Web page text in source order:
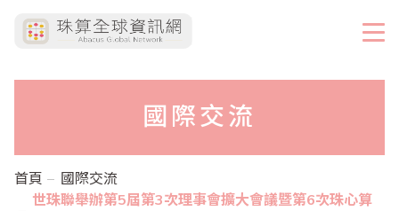
國際交流
首頁
國際交流
世珠聯舉辦第5屆第3次理事會擴大會議暨第6次珠心算